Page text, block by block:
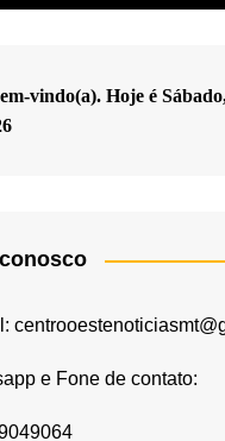
vindo(a). Hoje é
e Fone de contato: